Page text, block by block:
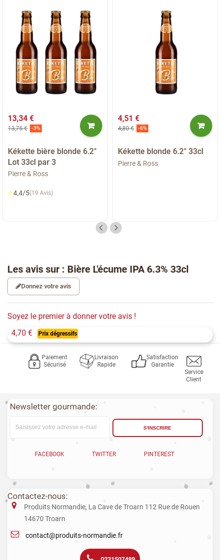
13,34 €
13,75 € -3%
Kékette bière blonde 6.2°
Lot 33cl par 3
Pierre & Ross
⭐4,4/5(19 Avis)
4,51 €
4,80 € -6%
Kékette blonde 6.2° 33cl
Pierre & Ross
Les avis sur : Bière L'écume IPA 6.3% 33cl
Donnez votre avis
Soyez le premier à donner votre avis !
4,70 €
Prix dégressifs
Paiement
Sécurisé
Livraison
Rapide
Satisfaction
Garantie
Service
Client
Newsletter gourmande:
S'INSCRIRE
FACEBOOK TWITTER PINTEREST
Contactez-nous:
Produits Normandie, La Cave de Troarn 112 Rue de Rouen
14670 Troarn
contact@produits-normandie.fr